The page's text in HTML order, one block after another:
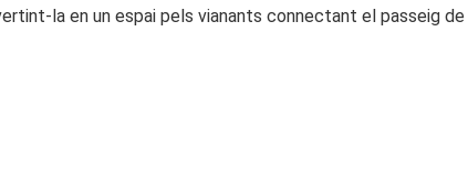
la en un espai pels vianants connectant el passeig de